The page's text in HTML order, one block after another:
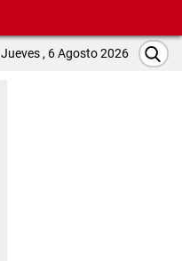
Jueves , 6 Agosto 2026